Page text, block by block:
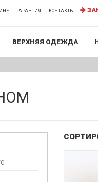
ГАРАНТИЯ КОНТАКТЫ
ВЕРХНЯЯ ОДЕЖДА